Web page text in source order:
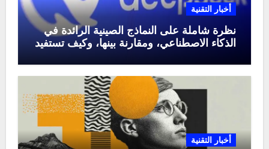
أخبار التقنية
نظرة شاملة على النماذج الصينية الرائدة في
الذكاء الاصطناعي، ومقارنة بينها، وكيف تستفيد
أخبار التقنية